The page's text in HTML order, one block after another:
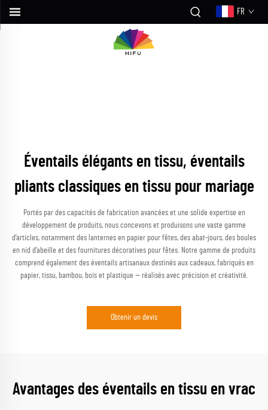
FR
Éventails élégants en tissu, éventails
pliants classiques en tissu pour mariage
Portés par des capacités de fabrication avancées et une solide expertise en
développement de produits, nous concevons et produisons une vaste gamme
d’articles, notamment des lanternes en papier pour fêtes, des abat-jours, des boules
en nid d’abeille et des fournitures décoratives pour fêtes. Notre gamme de produits
comprend également des éventails artisanaux destinés aux cadeaux, fabriqués en
papier, tissu, bambou, bois et plastique — réalisés avec précision et créativité.
Obtenir un devis
Avantages des éventails en tissu en vrac